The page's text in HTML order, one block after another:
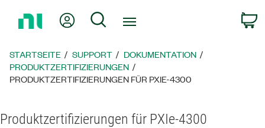
zur
Mein KontoSuche
STARTSEITE SUPPORT
DOKUMENTATION
PRODUKTZERTIFIZIERUNGEN
PRODUKTZERTIFIZIERUNGEN FÜR PXIE-4300
Produktzertifizierungen für PXIe-4300